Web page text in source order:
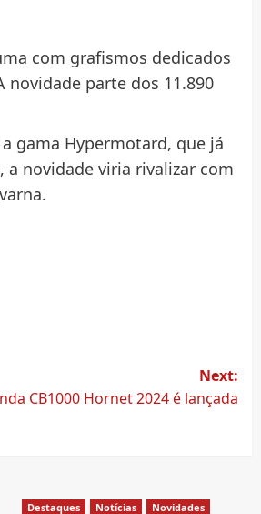
com grafismos dedicados
novidade parte dos 11.890
gama Hypermotard, que já
novidade viria rivalizar com
Next:
CB1000 Hornet 2024 é lançada
Destaques Notícias Novidades